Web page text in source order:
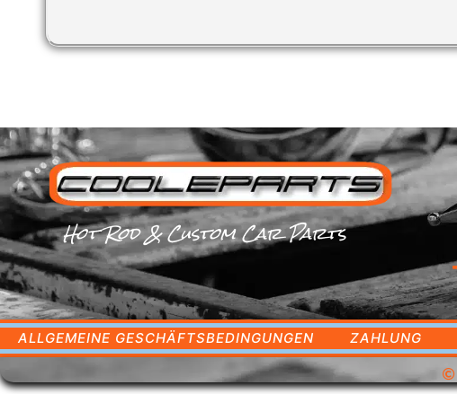
Hot Rod & Custom Car Parts
ALLGEMEINE GESCHÄFTSBEDINGUNGEN ZAHLUNG